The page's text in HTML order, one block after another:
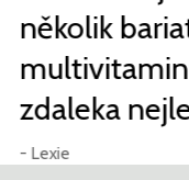
několik
zdaleka
- Lexie